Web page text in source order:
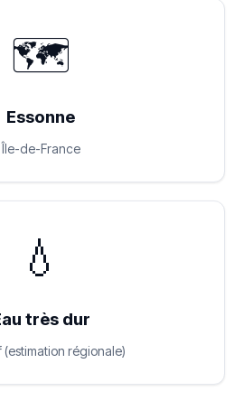
🗺️
Essonne
Île-de-France
💧
très dur
(estimation régionale)